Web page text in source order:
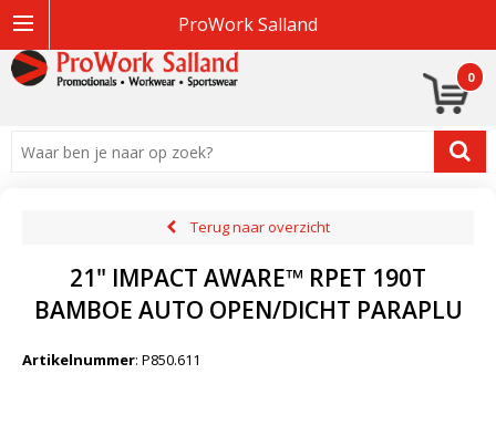
ProWork Salland
0
Terug naar overzicht
21" IMPACT AWARE™ RPET 190T
BAMBOE AUTO OPEN/DICHT PARAPLU
Artikelnummer: P850.611